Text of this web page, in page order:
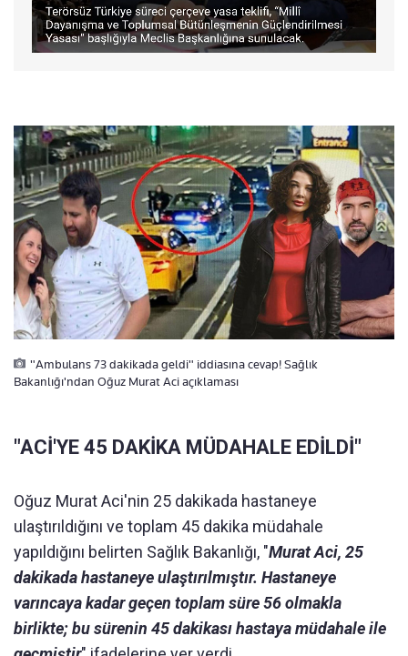
"Ambulans 73 dakikada geldi" iddiasına cevap! Sağlık
Bakanlığı'ndan Oğuz Murat Aci açıklaması
"ACİ'YE 45 DAKİKA MÜDAHALE EDİLDİ"
Oğuz Murat Aci'nin 25 dakikada hastaneye
ulaştırıldığını ve toplam 45 dakika müdahale
yapıldığını belirten Sağlık Bakanlığı, "Murat Aci, 25
dakikada hastaneye ulaştırılmıştır. Hastaneye
varıncaya kadar geçen toplam süre 56 olmakla
birlikte; bu sürenin 45 dakikası hastaya müdahale ile